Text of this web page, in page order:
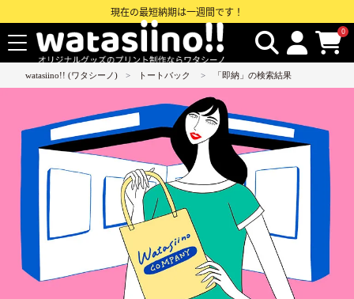
現在の最短納期は一週間です！
0
watasiino!! (ワタシーノ) トートバック 「即納」の検索結果